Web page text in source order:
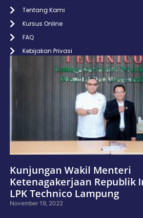
Tentang Kami
Kursus Online
FAQ
Kebijakan Privasi
Kunjungan Wakil Menteri
Ketenagakerjaan Republik
LPK Technico Lampung
November 19, 2022